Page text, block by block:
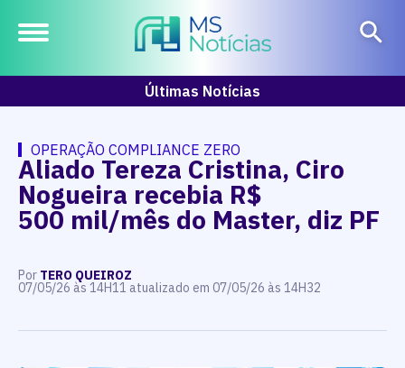
Últimas Notícias
OPERAÇÃO COMPLIANCE ZERO
Aliado Tereza Cristina, Ciro
Nogueira recebia R$
500 mil/mês do Master, diz PF
Por TERO QUEIROZ
07/05/26 às 14H11 atualizado em 07/05/26 às 14H32